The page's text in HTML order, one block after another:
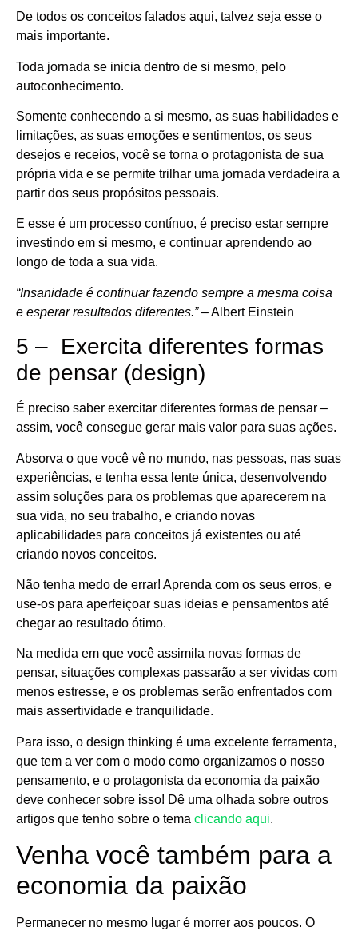
De todos os conceitos falados aqui, talvez seja esse o
mais importante.
Toda jornada se inicia dentro de si mesmo, pelo
autoconhecimento.
Somente conhecendo a si mesmo, as suas habilidades e
limitações, as suas emoções e sentimentos, os seus
desejos e receios, você se torna o protagonista de sua
própria vida e se permite trilhar uma jornada verdadeira a
partir dos seus propósitos pessoais.
E esse é um processo contínuo, é preciso estar sempre
investindo em si mesmo, e continuar aprendendo ao
longo de toda a sua vida.
“Insanidade é continuar fazendo sempre a mesma coisa
e esperar resultados diferentes.”– Albert Einstein
5 – Exercita diferentes formas
de pensar (design)
É preciso saber exercitar diferentes formas de pensar –
assim, você consegue gerar mais valor para suas ações.
Absorva o que você vê no mundo, nas pessoas, nas suas
experiências, e tenha essa lente única, desenvolvendo
assim soluções para os problemas que aparecerem na
sua vida, no seu trabalho, e criando novas
aplicabilidades para conceitos já existentes ou até
criando novos conceitos.
Não tenha medo de errar! Aprenda com os seus erros, e
use-os para aperfeiçoar suas ideias e pensamentos até
chegar ao resultado ótimo.
Na medida em que você assimila novas formas de
pensar, situações complexas passarão a ser vividas com
menos estresse, e os problemas serão enfrentados com
mais assertividade e tranquilidade.
Para isso, o design thinking é uma excelente ferramenta,
que tem a ver com o modo como organizamos o nosso
pensamento, e o protagonista da economia da paixão
deve conhecer sobre isso! Dê uma olhada sobre outros
artigos que tenho sobre o tema clicando aqui.
Venha você também para a
economia da paixão
Permanecer no mesmo lugar é morrer aos poucos. O